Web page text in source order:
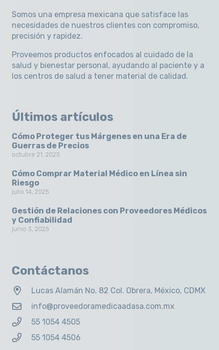
Somos una empresa mexicana que satisface las
necesidades de nuestros clientes con compromiso,
precisión y rapidez.
Proveemos productos enfocados al cuidado de la
salud y bienestar personal, ayudando al paciente y a
los centros de salud a tener material de calidad.
Últimos artículos
Cómo Proteger tus Márgenes en una Era de
Guerras de Precios
octubre 21, 2025
Cómo Comprar Material Médico en Línea sin
Riesgo
julio 14, 2025
Gestión de Relaciones con Proveedores Médicos
y Confiabilidad
junio 3, 2025
Contáctanos
Lucas Alamán No. 82 Col. Obrera, México, CDMX
info@proveedoramedicaadasa.com.mx
55 1054 4505
55 1054 4506